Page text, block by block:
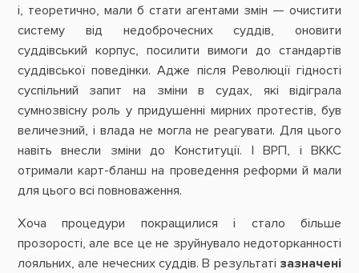
і, теоретично, мали б стати агентами змін — очистити
систему від недоброчесних суддів, оновити
суддівський корпус, посилити вимоги до стандартів
суддівської поведінки. Адже після Революції гідності
суспільний запит на зміни в судах, які відіграла
сумнозвісну роль у придушенні мирних протестів, був
величезний, і влада не могла не реагувати. Для цього
навіть внесли зміни до Конституції. І ВРП, і ВККС
отримали карт-бланш на проведення реформи й мали
для цього всі повноваження.
Хоча процедури покращилися і стало більше
прозорості, але все це не зруйнувало недоторканності
лояльних, але нечесних суддів. В результаті зазначені